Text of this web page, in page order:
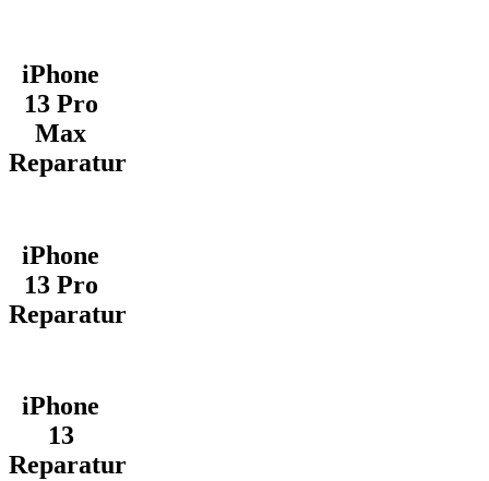
iPhone
13 Pro
Max
Reparatur
iPhone
13 Pro
Reparatur
iPhone
13
Reparatur